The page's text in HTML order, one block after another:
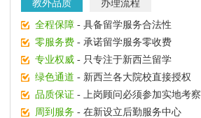
教外品质 办理流程
全程保障 - 具备留学服务合法性
零服务费 - 承诺留学服务零收费
专业权威 - 只专注于新西兰留学
绿色通道 - 新西兰各大院校直接授权
品质保证 - 上岗顾问必须参加实地考察
周到服务 - 在新设立后勤服务中心